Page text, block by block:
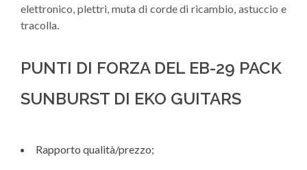
elettronico, plettri, muta di corde di ricambio, astuccio e
tracolla.
PUNTI DI FORZA DEL EB-29 PACK
SUNBURST DI EKO GUITARS
Rapporto qualità/prezzo;